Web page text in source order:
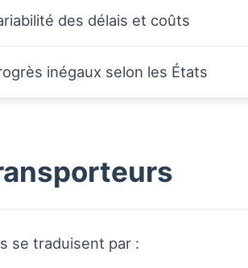
des délais et coûts
inégaux selon les États
se traduisent par :